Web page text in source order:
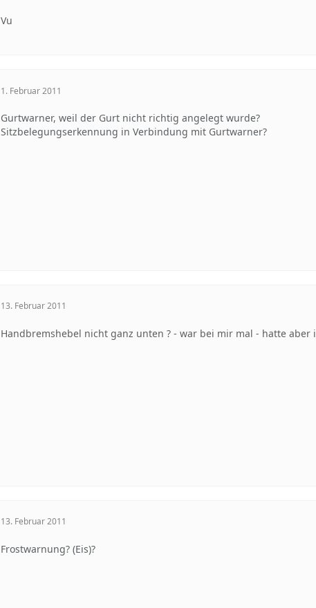
Vu
1. Februar 2011
Gurtwarner, weil der Gurt nicht richtig angelegt wurde?
Sitzbelegungserkennung in Verbindung mit Gurtwarner?
13. Februar 2011
Handbremshebel nicht ganz unten ? - war bei mir mal - hatte aber
13. Februar 2011
Frostwarnung? (Eis)?